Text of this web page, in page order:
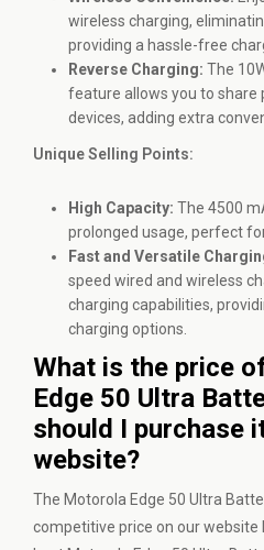
wireless charging,
providing a hassle-free
Reverse Charging: The
feature allows you to
devices, adding extra
Unique Selling Points:
High Capacity: The 4500
prolonged usage, perfect
Fast and Versatile
speed wired and wireless
charging capabilities,
charging options.
What is the price
Edge 50 Ultra
should I purchase
website?
The Motorola Edge 50 Ultra
competitive price on our website